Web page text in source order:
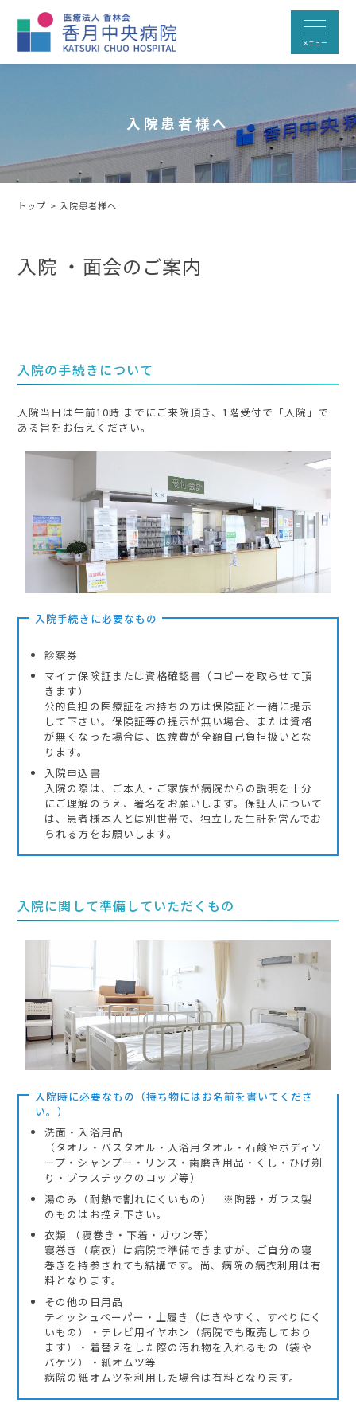
入院患者様へ
トップ > 入院患者様へ
入院 ・面会のご案内
入院の手続きについて
入院当日は午前10時 までにご来院頂き、1階受付で「入院」で
ある旨をお伝えください。
入院手続きに必要なもの
診察券
マイナ保険証または資格確認書（コピーを取らせて頂
きます）
公的負担の医療証をお持ちの方は保険証と一緒に提示
して下さい。保険証等の提示が無い場合、または資格
が無くなった場合は、医療費が全額自己負担扱いとな
ります。
入院申込書
入院の際は、ご本人・ご家族が病院からの説明を十分
にご理解のうえ、署名をお願いします。保証人について
は、患者様本人とは別世帯で、独立した生計を営んでお
られる方をお願いします。
入院に関して準備していただくもの
入院時に必要なもの（持ち物にはお名前を書いてくださ
い。）
洗面・入浴用品
（タオル・バスタオル・入浴用タオル・石鹸やボディソ
ープ・シャンプー・リンス・歯磨き用品・くし・ひげ剃
り・プラスチックのコップ等）
湯のみ（耐熱で割れにくいもの） ※陶器・ガラス製
のものはお控え下さい。
衣類 （寝巻き・下着・ガウン等）
寝巻き（病衣）は病院で準備できますが、ご自分の寝
巻きを持参されても結構です。尚、病院の病衣利用は有
料となります。
その他の日用品
ティッシュペーパー・上履き（はきやすく、すべりにく
いもの）・テレビ用イヤホン（病院でも販売しており
ます）・着替えをした際の汚れ物を入れるもの（袋や
バケツ）・紙オムツ等
病院の紙オムツを利用した場合は有料となります。